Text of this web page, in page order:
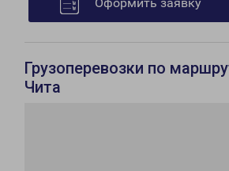
Оформить заявку
Грузоперевозки по
Чита